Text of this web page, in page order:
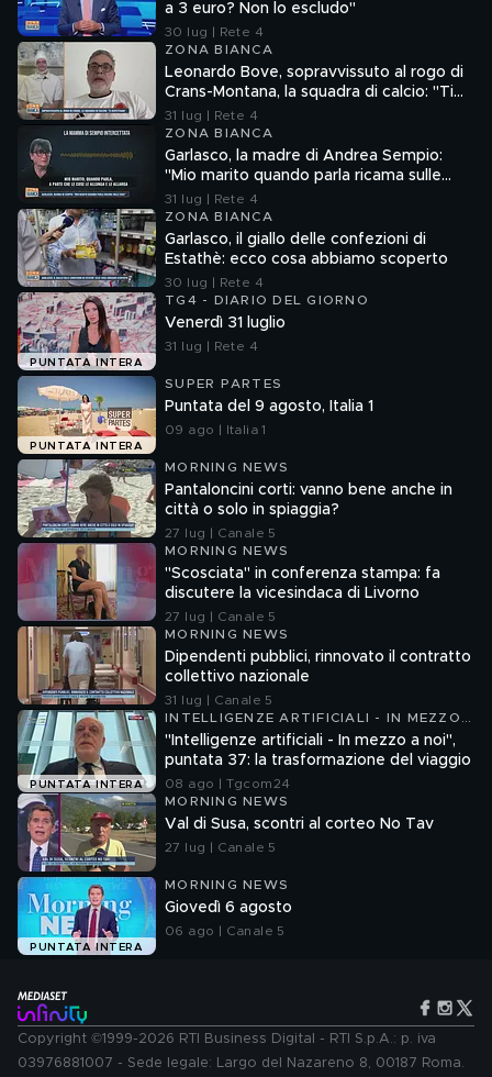
a 3 euro? Non lo escludo"
30 lug | Rete 4
ZONA BIANCA
Leonardo Bove, sopravvissuto al rogo di
Crans-Montana, la squadra di calcio: "Ti
aspettiamo"
31 lug | Rete 4
ZONA BIANCA
Garlasco, la madre di Andrea Sempio:
"Mio marito quando parla ricama sulle
cose"
31 lug | Rete 4
ZONA BIANCA
Garlasco, il giallo delle confezioni di
Estathè: ecco cosa abbiamo scoperto
30 lug | Rete 4
PUNTATA INTERA
TG4 - DIARIO DEL GIORNO
Venerdì 31 luglio
31 lug | Rete 4
PUNTATA INTERA
SUPER PARTES
Puntata del 9 agosto, Italia 1
09 ago | Italia 1
MORNING NEWS
Pantaloncini corti: vanno bene anche in
città o solo in spiaggia?
27 lug | Canale 5
MORNING NEWS
"Scosciata" in conferenza stampa: fa
discutere la vicesindaca di Livorno
27 lug | Canale 5
MORNING NEWS
Dipendenti pubblici, rinnovato il contratto
collettivo nazionale
31 lug | Canale 5
PUNTATA INTERA
INTELLIGENZE ARTIFICIALI - IN MEZZO
A NOI
"Intelligenze artificiali - In mezzo a noi",
puntata 37: la trasformazione del viaggio
08 ago | Tgcom24
MORNING NEWS
Val di Susa, scontri al corteo No Tav
27 lug | Canale 5
PUNTATA INTERA
MORNING NEWS
Giovedì 6 agosto
06 ago | Canale 5
Copyright ©1999-2026 RTI Business Digital - RTI S.p.A.: p. iva
03976881007 - Sede legale: Largo del Nazareno 8, 00187 Roma.